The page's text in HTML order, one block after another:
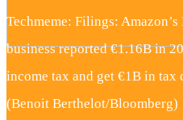
Techmeme: Filings:
business reported €1.16B in
income tax and get €1B in tax
(Benoit Berthelot/Bloomberg)